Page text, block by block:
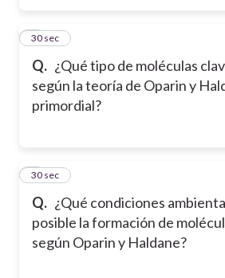
Q. ¿Qué tipo de moléculas
según la teoría de Oparin y
primordial?
5
30 sec
Q. ¿Qué condiciones
posible la formación de
según Oparin y Haldane?
6
30 sec